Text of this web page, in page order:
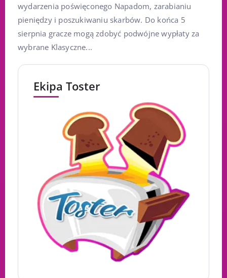
wydarzenia poświęconego Napadom, zarabianiu
pieniędzy i poszukiwaniu skarbów. Do końca 5
sierpnia gracze mogą zdobyć podwójne wypłaty za
wybrane Klasyczne...
Ekipa Toster